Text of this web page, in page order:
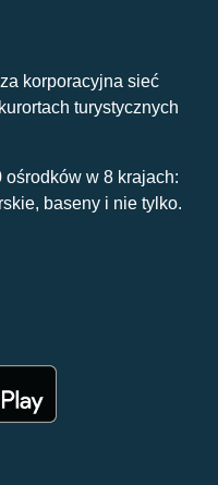
korporacyjna sieć
turystycznych
ośrodków w 8 krajach:
baseny i nie tylko.